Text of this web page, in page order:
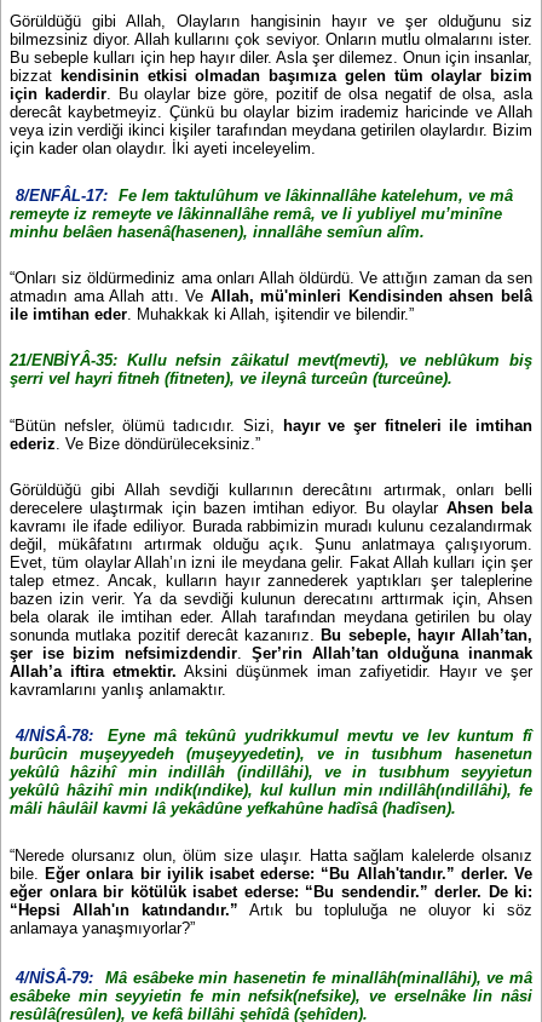
Görüldüğü gibi Allah, Olayların hangisinin hayır ve şer olduğunu siz
bilmezsiniz diyor. Allah kullarını çok seviyor. Onların mutlu olmalarını ister.
Bu sebeple kulları için hep hayır diler. Asla şer dilemez. Onun için insanlar,
bizzat kendisinin etkisi olmadan başımıza gelen tüm olaylar bizim
için kaderdir. Bu olaylar bize göre, pozitif de olsa negatif de olsa, asla
derecât kaybetmeyiz. Çünkü bu olaylar bizim irademiz haricinde ve Allah
veya izin verdiği ikinci kişiler tarafından meydana getirilen olaylardır. Bizim
için kader olan olaydır. İki ayeti inceleyelim.
8/ENFÂL-17: Fe lem taktulûhum ve lâkinnallâhe katelehum, ve mâ
remeyte iz remeyte ve lâkinnallâhe remâ, ve li yubliyel mu’minîne
minhu belâen hasenâ(hasenen), innallâhe semîun alîm.
“Onları siz öldürmediniz ama onları Allah öldürdü. Ve attığın zaman da sen
atmadın ama Allah attı. Ve Allah, mü'minleri Kendisinden ahsen belâ
ile imtihan eder . Muhakkak ki Allah, işitendir ve bilendir.”
21/ENBİYÂ-35: Kullu nefsin zâikatul mevt(mevti), ve neblûkum biş
şerri vel hayri fitneh (fitneten), ve ileynâ turceûn (turceûne).
“Bütün nefsler, ölümü tadıcıdır. Sizi, hayır ve şer fitneleri ile imtihan
ederiz . Ve Bize döndürüleceksiniz.”
Görüldüğü gibi Allah sevdiği kullarının derecâtını artırmak, onları belli
derecelere ulaştırmak için bazen imtihan ediyor. Bu olaylar Ahsen bela
kavramı ile ifade ediliyor. Burada rabbimizin muradı kulunu cezalandırmak
değil, mükâfatını artırmak olduğu açık. Şunu anlatmaya çalışıyorum.
Evet, tüm olaylar Allah’ın izni ile meydana gelir. Fakat Allah kulları için şer
talep etmez. Ancak, kulların hayır zannederek yaptıkları şer taleplerine
bazen izin verir. Ya da sevdiği kulunun derecatını arttırmak için, Ahsen
bela olarak ile imtihan eder. Allah tarafından meydana getirilen bu olay
sonunda mutlaka pozitif derecât kazanırız.
Bu sebeple, hayır Allah’tan,
şer ise bizim nefsimizdendir
Şer’rin Allah’tan olduğuna inanmak
Allah’a iftira etmektir. Aksini düşünmek iman zafiyetidir. Hayır ve şer
kavramlarını yanlış anlamaktır.
4/NİSÂ-78:
Eyne mâ tekûnû yudrikkumul mevtu ve lev kuntum fî
burûcin muşeyyedeh (muşeyyedetin), ve in tusıbhum hasenetun
yekûlû hâzihî min indillâh (indillâhi), ve in tusıbhum seyyietun
yekûlû hâzihî min ındik(ındike), kul kullun min ındillâh(ındillâhi), fe
mâli hâulâil kavmi lâ yekâdûne yefkahûne hadîsâ (hadîsen).
“Nerede olursanız olun, ölüm size ulaşır. Hatta sağlam kalelerde olsanız
bile.Eğer onlara bir iyilik isabet ederse: “Bu Allah'tandır.” derler. Ve
eğer onlara bir kötülük isabet ederse: “Bu sendendir.” derler. De ki:
“Hepsi Allah'ın katındandır.” Artık bu topluluğa ne oluyor ki söz
anlamaya yanaşmıyorlar?”
4/NİSÂ-79:
Mâ esâbeke min hasenetin fe minallâh(minallâhi), ve mâ
esâbeke min seyyietin fe min nefsik(nefsike), ve erselnâke lin nâsi
resûlâ(resûlen), ve kefâ billâhi şehîdâ (şehîden).